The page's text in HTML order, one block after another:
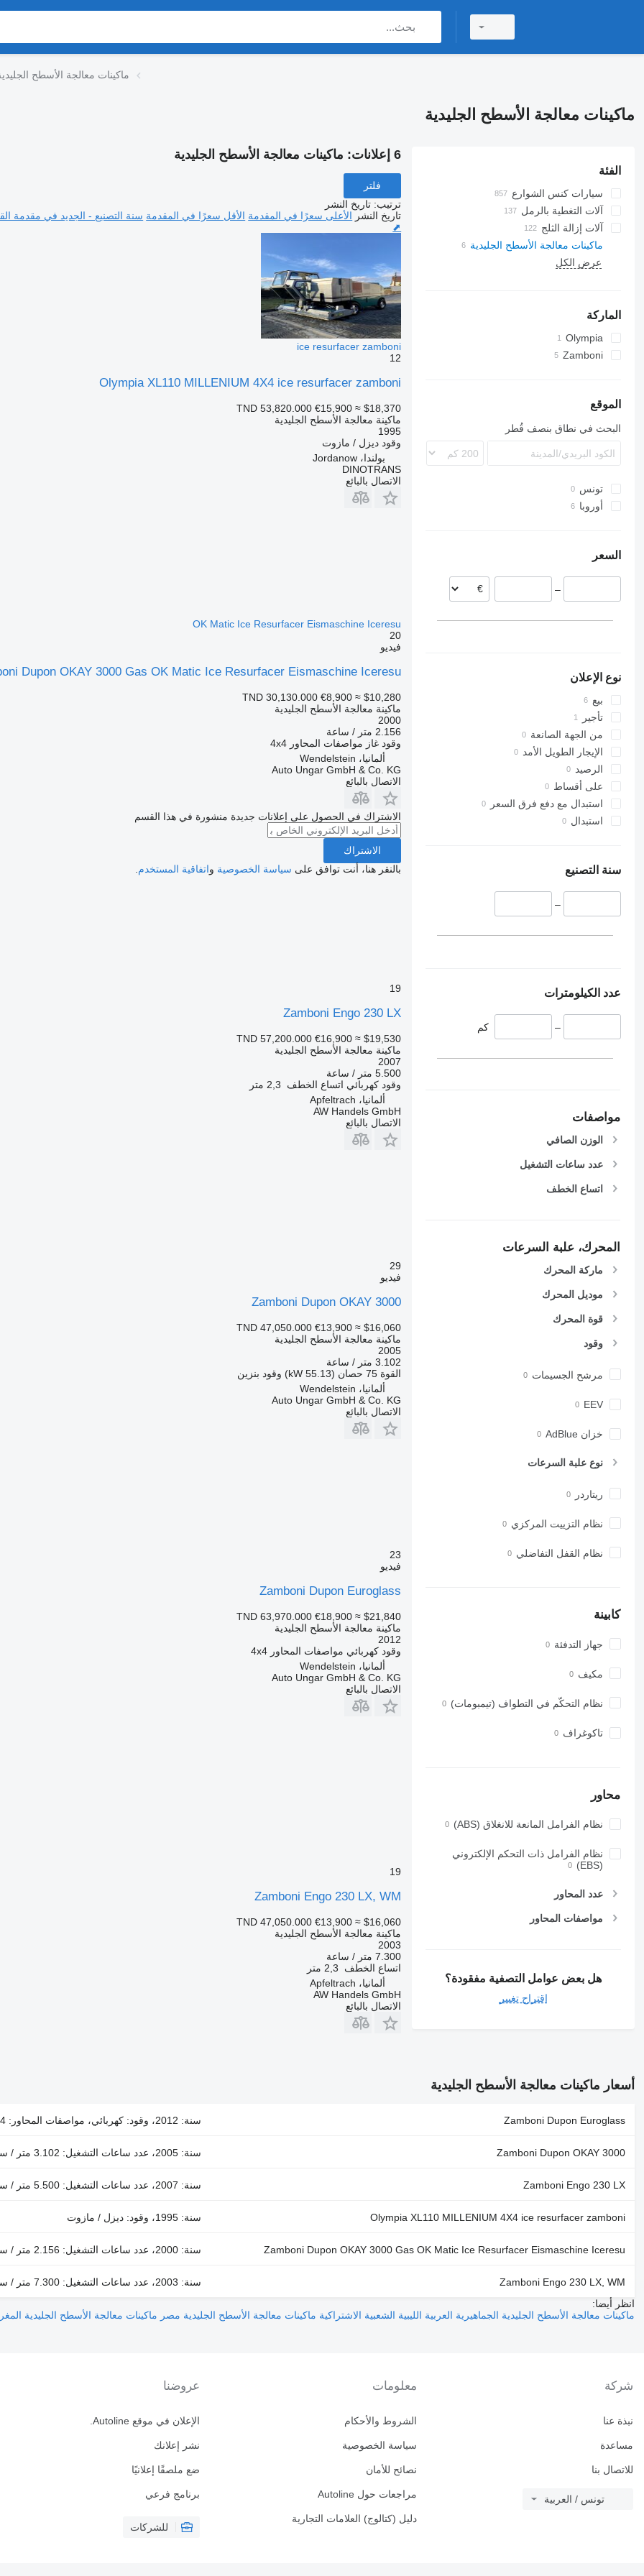
ماكينات معالجة الأسطح
ماكينات معالجة الأسطح الجليدية
الفئة
سيارات كنس الشوارع
آلات التغطية بالرمل
آلات إزالة الثلج
ماكينات معالجة الأسطح الجليدية
عرض الكل
الماركة
Olympia
Zamboni
الموقع
البحث في نطاق بنصف قُطر
تونس
أوروبا
السعر
–
نوع الإعلان
بيع
تأجير
من الجهة الصانعة
الإيجار الطويل الأمد
الرصيد
على أقساط
استبدال مع دفع فرق السعر
استبدال
سنة التصنيع
–
عدد الكيلومترات
– كم
مواصفات
الوزن الصافي
عدد ساعات التشغيل
اتساع الخطف
المحرك، علبة السرعات
ماركة المحرك
موديل المحرك
قوة المحرك
وقود
مرشح الجسيمات
EEV
خزان AdBlue
نوع علبة السرعات
ريتاردر
نظام التزييت المركزي
نظام القفل التفاضلي
كابينة
جهاز التدفئة
مكيف
نظام التحكّم في التطواف (تيمبومات)
تاكوغراف
محاور
نظام الفرامل المانعة للانغلاق (ABS)
نظام الفرامل ذات التحكم الإلكتروني
(EBS)
عدد المحاور
مواصفات المحاور
هل بعض عوامل التصفية مفقودة؟
اقتراح تغيير
6 إعلانات: ماكينات معالجة الأسطح الجليدية
فلتر
ترتيب: تاريخ النشر
تاريخ النشر الأعلى سعرًا في المقدمة الأقل سعرًا في المقدمة سنة التصنيع - الجديد في مقدمة
⬈
ice resurfacer zamboni
12
Olympia XL110 MILLENIUM 4X4 ice resurfacer zamboni
TND 53,820.000 €15,900 ≈ $18,370
ماكينة معالجة الأسطح الجليدية
1995
وقود ديزل / مازوت
بولندا، Jordanow
DINOTRANS
الاتصال بالبائع
OK Matic Ice Resurfacer Eismaschine Iceresu
20
فيديو
Dupon OKAY 3000 Gas OK Matic Ice Resurfacer Eismaschine Iceresu
TND 30,130.000 €8,900 ≈ $10,280
ماكينة معالجة الأسطح الجليدية
2000
2.156 متر / ساعة
وقود غاز مواصفات المحاور 4x4
ألمانيا، Wendelstein
Auto Ungar GmbH & Co. KG
الاتصال بالبائع
الاشتراك في الحصول على إعلانات جديدة منشورة في هذا القسم
الاشتراك
بالنقر هنا، أنت توافق على سياسة الخصوصية واتفاقية المستخدم
19
Zamboni Engo 230 LX
TND 57,200.000 €16,900 ≈ $19,530
ماكينة معالجة الأسطح الجليدية
2007
5.500 متر / ساعة
وقود كهربائي اتساع الخطف
2,3 متر
ألمانيا، Apfeltrach
AW Handels GmbH
الاتصال بالبائع
29
فيديو
Zamboni Dupon OKAY 3000
TND 47,050.000 €13,900 ≈ $16,060
ماكينة معالجة الأسطح الجليدية
2005
3.102 متر / ساعة
القوة 75 حصان (55.13 kW) وقود بنزين
ألمانيا، Wendelstein
Auto Ungar GmbH & Co. KG
الاتصال بالبائع
23
فيديو
Zamboni Dupon Euroglass
TND 63,970.000 €18,900 ≈ $21,840
ماكينة معالجة الأسطح الجليدية
2012
وقود كهربائي مواصفات المحاور 4x4
ألمانيا، Wendelstein
Auto Ungar GmbH & Co. KG
الاتصال بالبائع
19
Zamboni Engo 230 LX, WM
TND 47,050.000 €13,900 ≈ $16,060
ماكينة معالجة الأسطح الجليدية
2003
7.300 متر / ساعة
اتساع الخطف
2,3 متر
ألمانيا، Apfeltrach
AW Handels GmbH
الاتصال بالبائع
أسعار ماكينات معالجة الأسطح الجليدية
Zamboni Dupon Euroglass سنة: 2012، وقود: كهربائي، مواصفات المحاور: 4x4
Zamboni Dupon OKAY 3000 سنة: 2005، عدد ساعات التشغيل: 3.102 متر / ساعة، القوة: 75 حصان (55.13 kW)، وقود: بنزين
Zamboni Engo 230 LX سنة: 2007، عدد ساعات التشغيل: 5.500 متر / ساعة، وقود: كهربائي، اتساع الخطف: 2,3 متر
Olympia XL110 MILLENIUM 4X4 ice resurfacer zamboni سنة: 1995، وقود: ديزل / مازوت
Zamboni Dupon OKAY 3000 Gas OK Matic Ice Resurfacer Eismaschine Iceresu سنة: 2000، عدد ساعات التشغيل: 2.156 متر / ساعة، وقود: غاز، مواصفات المحاور: 4x4
Zamboni Engo 230 LX, WM
سنة: 2003، عدد ساعات التشغيل: 7.300 متر / ساعة، اتساع الخطف: 2,3 متر
انظر أيضا:
ماكينات معالجة الأسطح الجليدية الجماهيرية العربية الليبية الشعبية الاشتراكية ماكينات معالجة الأسطح الجليدية مصر ماكينات معالجة الأسطح الجليدية
شركة
نبذة عنا
مساعدة
للاتصال بنا
تونس / العربية
معلومات
الشروط والأحكام
سياسة الخصوصية
نصائح للأمان
مراجعات حول Autoline
دليل (كتالوج) العلامات التجارية
عروضنا
الإعلان في موقع Autoline.
نشر إعلانك
ضع ملصقًا إعلانيًا
برنامج فرعي
للشركات